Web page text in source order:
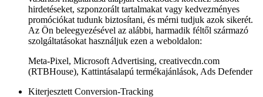
hirdetéseket, szponzorált tartalmakat vagy kedvezményes
promóciókat tudunk biztosítani, és mérni tudjuk azok sikerét.
Az Ön beleegyezésével az alábbi, harmadik féltől származó
szolgáltatásokat használjuk ezen a weboldalon:
Meta-Pixel, Microsoft Advertising, creativecdn.com
(RTBHouse), Kattintásalapú termékajánlások, Ads Defender
Kiterjesztett Conversion-Tracking